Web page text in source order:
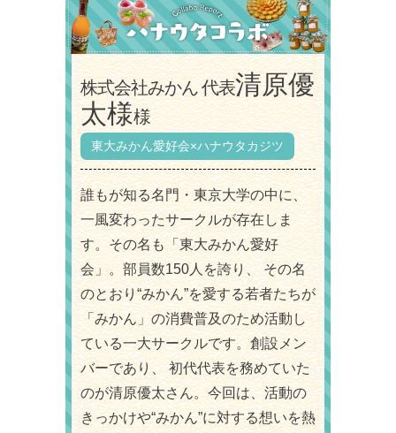
株式会社みかん 代表清原優
太様様
東大みかん愛好会×ハナウタカジツ
誰もが知る名門・東京大学の中に、
一風変わったサークルが存在しま
す。その名も「東大みかん愛好
会」。部員数150人を誇り、 その名
のとおり“みかん”を愛する若者たちが
「みかん」の消費普及のため活動し
ている一大サークルです。創設メン
バーであり、 初代代表を務めていた
のが清原優太さん。今回は、活動の
きっかけや“みかん”に対する想いを熱